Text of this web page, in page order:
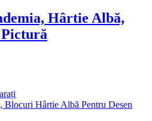
Hârtie Albă,
Pictură